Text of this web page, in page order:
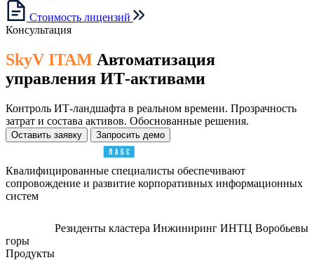
Стоимость лицензий
Консультация
SkyV ITAM Автоматизация
управления ИТ-активами
Контроль ИТ-ландшафта в реальном времени. Прозрачность
затрат и состава активов. Обоснованные решения.
Оставить заявку Запросить демо
Квалифицированные специалисты обеспечивают
сопровождение и развитие корпоративных информационных
систем
Резиденты кластера Инжиниринг ИНТЦ Воробьевы
горы
Продукты